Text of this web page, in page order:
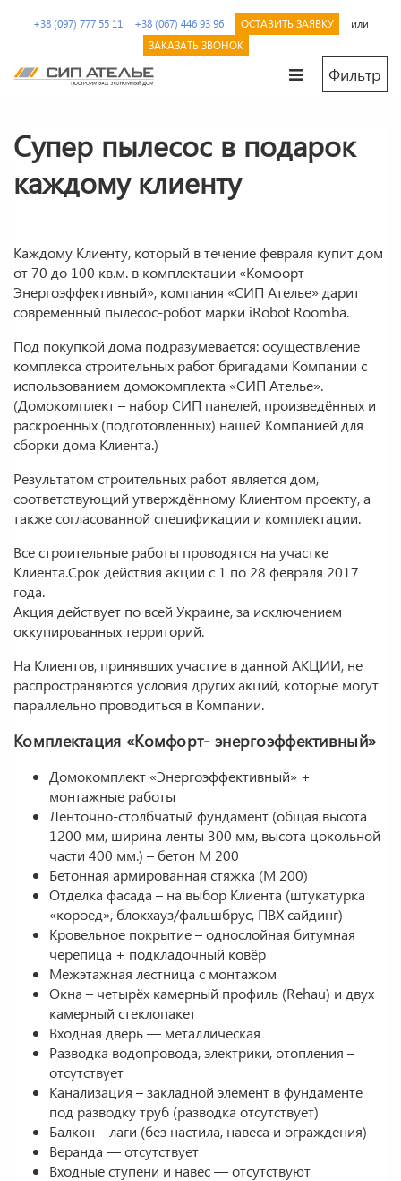
+38 (097) 777 55 11 +38 (067) 446 93 96 ОСТАВИТЬ ЗАЯВКУ
или
ЗАКАЗАТЬ ЗВОНОК
и
дома
из
SIP
Фильтр
Супер пылесос в подарок
каждому клиенту
Каждому Клиенту, который в течение февраля купит дом
от 70 до 100 кв.м. в комплектации «Комфорт-
Энергоэффективный», компания «СИП Ателье» дарит
современный пылесос-робот марки iRobot Roomba.
Под покупкой дома подразумевается: осуществление
комплекса строительных работ бригадами Компании с
использованием домокомплекта «СИП Ателье».
(Домокомплект – набор СИП панелей, произведённых и
раскроенных (подготовленных) нашей Компанией для
сборки дома Клиента.)
Результатом строительных работ является дом,
соответствующий утверждённому Клиентом проекту, а
также согласованной спецификации и комплектации.
Все строительные работы проводятся на участке
Клиента.Срок действия акции с 1 по 28 февраля 2017
года.
Акция действует по всей Украине, за исключением
оккупированных территорий.
На Клиентов, принявших участие в данной АКЦИИ, не
распространяются условия других акций, которые могут
параллельно проводиться в Компании.
Комплектация «Комфорт- энергоэффективный»
Домокомплект «Энергоэффективный» +
монтажные работы
Ленточно-столбчатый фундамент (общая высота
1200 мм, ширина ленты 300 мм, высота цокольной
части 400 мм.) – бетон М 200
Бетонная армированная стяжка (М 200)
Отделка фасада – на выбор Клиента (штукатурка
«короед», блокхауз/фальшбрус, ПВХ сайдинг)
Кровельное покрытие – однослойная битумная
черепица + подкладочный ковёр
Межэтажная лестница с монтажом
Окна – четырёх камерный профиль (Rehau) и двух
камерный стеклопакет
Входная дверь — металлическая
Разводка водопровода, электрики, отопления –
отсутствует
Канализация – закладной элемент в фундаменте
под разводку труб (разводка отсутствует)
Балкон – лаги (без настила, навеса и ограждения)
Веранда — отсутствует
Входные ступени и навес — отсутствуют